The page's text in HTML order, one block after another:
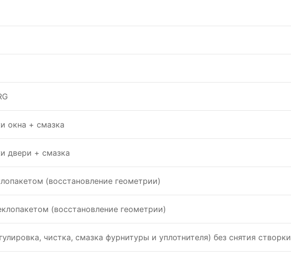
окна + смазка
двери + смазка
(восстановление геометрии)
(восстановление геометрии)
чистка, смазка фурнитуры и уплотнителя) без снятия створки